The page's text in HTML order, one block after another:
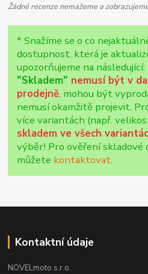
Žádné recenze nemažeme a
* Snažíme se o co
dostupnost, která je
upozorňujeme na
"Skladem" nemusí být v
prodejně, mohou být
nemusí okamžitě projevit.
více variantách (např.
skladem ve všech
výběr! Pro ověření skladové
můžete kontaktovat.
Kontaktní údaje
NOVELmoto s.r.o.